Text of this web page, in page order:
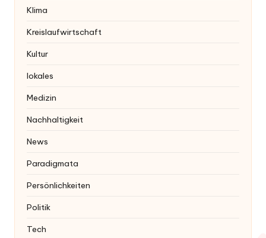
Klima
Kreislaufwirtschaft
Kultur
lokales
Medizin
Nachhaltigkeit
News
Paradigmata
Persönlichkeiten
Politik
Tech